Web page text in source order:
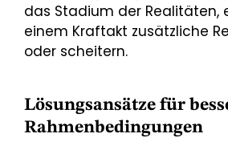
das Stadium der Realitäten,
einem Kraftakt zusätzliche
oder scheitern.
Lösungsansätze für
Rahmenbedingungen